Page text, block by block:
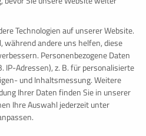
4
Technologien auf unserer Website.
während andere uns helfen, diese
Personenbezogene Daten
IP-Adressen), z. B. für personalisierte
und Inhaltsmessung.Weitere
Ihrer Daten finden Sie in unserer
Ihre Auswahl jederzeit unter